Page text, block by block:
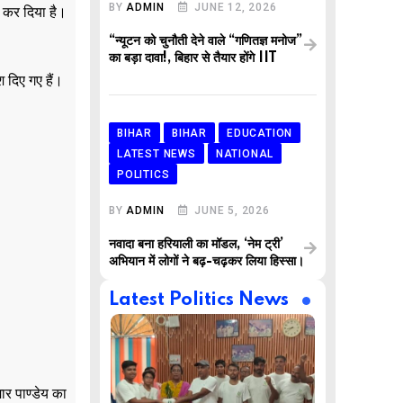
दिया है।
दिए गए हैं।
पाण्डेय का
BYADMIN JUNE 12, 2026
“न्यूटन को चुनौती देने वाले “गणितज्ञ मनोज”
का बड़ा दावा!, बिहार से तैयार होंगे IIT
BIHAR BIHAR
EDUCATION
LATEST NEWS
NATIONAL
POLITICS
BYADMIN JUNE 5, 2026
नवादा बना हरियाली का मॉडल, ‘नेम ट्री’
अभियान में लोगों ने बढ़-चढ़कर लिया हिस्सा।
Latest Politics News
, BUSINESS